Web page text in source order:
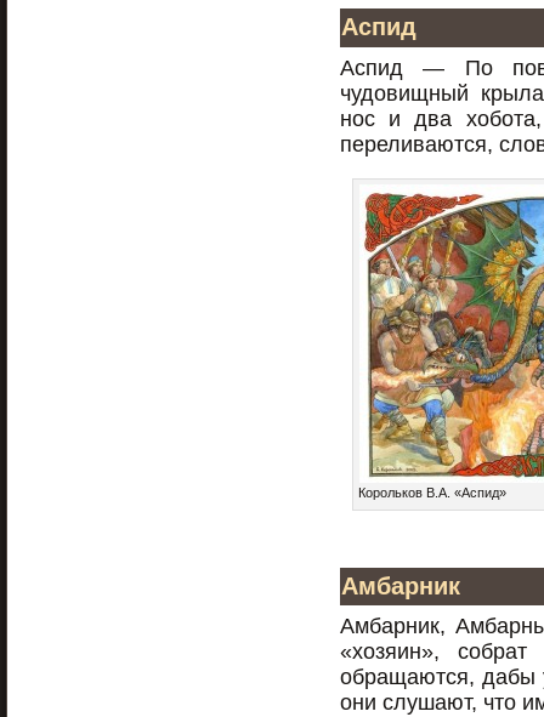
Аспид
Аспид — По
чудовищный
нос и два
переливаются,
Корольков В.А. «Аспид»
Амбарник
Амбарник,
«хозяин»,
обращаются, дабы
они слушают, что